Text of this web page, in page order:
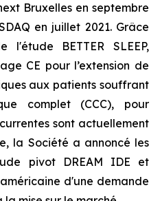
Bruxelles en septembre
en juillet 2021. Grâce
BETTER SLEEP,
CE pour l’extension de
aux patients souffrant
complet (CCC), pour
sont actuellement
la Société a annoncé les
pivot DREAM IDE et
d'une demande